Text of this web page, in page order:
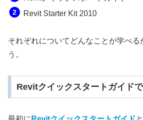
Revit Starter Kit 2010
それぞれについてどんなことが学べる
う。
Revitクイックスタートガイド